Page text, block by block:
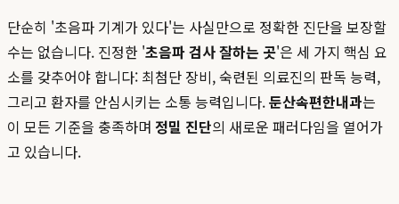
단순히 '초음파 기계가 있다'는 사실만으로 정확한 진단을 보장할
수는 없습니다. 진정한 '초음파 검사 잘하는 곳'은 세 가지 핵심 요
소를 갖추어야 합니다: 최첨단 장비, 숙련된 의료진의 판독 능력,
그리고 환자를 안심시키는 소통 능력입니다.둔산속편한내과는
이 모든 기준을 충족하며 정밀 진단의 새로운 패러다임을 열어가
고 있습니다.